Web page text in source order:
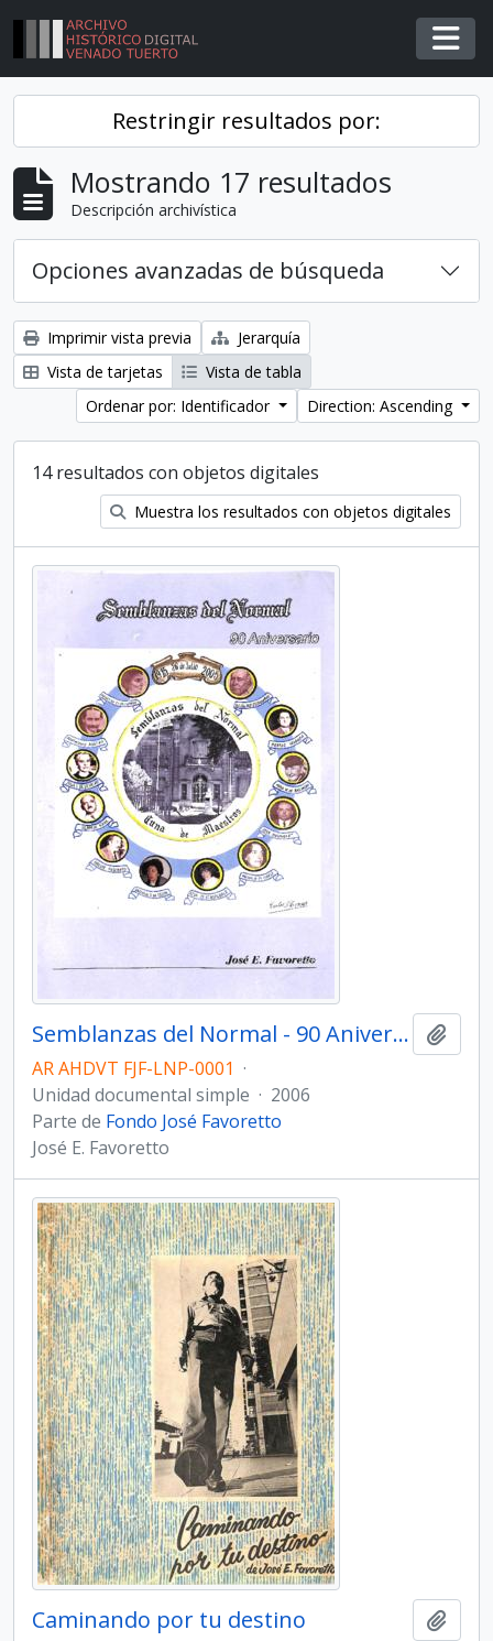
Skip to main content
Restringir resultados por:
Mostrando 17 resultados
Descripción archivística
Opciones avanzadas de búsqueda
Imprimir vista previa
Jerarquía
Vista de tarjetas
Vista de tabla
Ordenar por: Identificador
Direction: Ascending
14 resultados con objetos digitales
Muestra los resultados con objetos digitales
Semblanzas del Normal - 90 Aniversario
AR AHDVT FJF-LNP-0001 ·
Unidad documental simple · 2006
Parte de Fondo José Favoretto
José E. Favoretto
Caminando por tu destino